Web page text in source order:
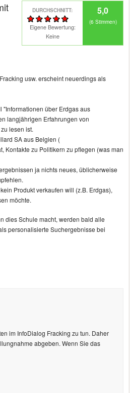
DURCHSCHNITT:
Eigene Bewertung:
Keine
5,0
(6 Stimmen)
usw. erscheint neuerdings als
"Informationen über Erdgas aus
langjährigen Erfahrungen von
lesen ist.
SA aus Belgien (
Kontakte zu Politikern zu pflegen (was man
ja nichts neues, üblicherweise
Produkt verkaufen will (z.B. Erdgas),
möchte.
dies Schule macht, werden bald alle
personalisierte Suchergebnisse bei
im InfoDialog Fracking zu tun. Daher
abgeben. Wenn Sie das